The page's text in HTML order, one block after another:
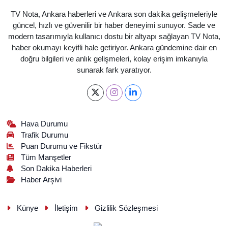
TV Nota, Ankara haberleri ve Ankara son dakika gelişmeleriyle
güncel, hızlı ve güvenilir bir haber deneyimi sunuyor. Sade ve
modern tasarımıyla kullanıcı dostu bir altyapı sağlayan TV Nota,
haber okumayı keyifli hale getiriyor. Ankara gündemine dair en
doğru bilgileri ve anlık gelişmeleri, kolay erişim imkanıyla
sunarak fark yaratıyor.
Hava Durumu
Trafik Durumu
Puan Durumu ve Fikstür
Tüm Manşetler
Son Dakika Haberleri
Haber Arşivi
Künye İletişim Gizlilik Sözleşmesi